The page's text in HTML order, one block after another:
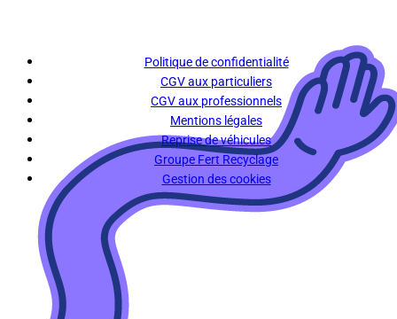
Politique de confidentialité
CGV aux particuliers
CGV aux professionnels
Mentions légales
Reprise de véhicules
Groupe Fert Recyclage
Gestion des cookies